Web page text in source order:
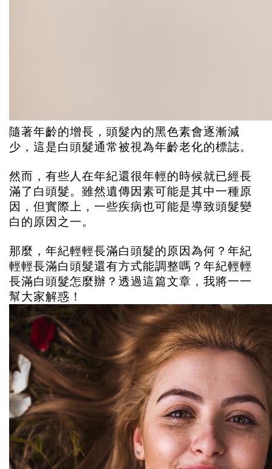
隨著年齡的增長，頭髮內的黑色素會逐漸減
少，這是白頭髮通常被視為年齡老化的標誌。
然而，有些人在年紀還很年輕的時候就已經長
滿了白頭髮。雖然遺傳因素可能是其中一種原
因，但實際上，一些疾病也可能是導致頭髮變
白的原因之一。
那麼，年紀輕輕長滿白頭髮的原因為何？年紀
輕輕長滿白頭髮還有方式能調整嗎？年紀輕輕
長滿白頭髮怎麼辦？透過這篇文章，我將一一
幫大家解惑！